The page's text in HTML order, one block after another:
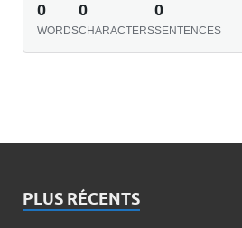
0
WORDS
0
CHARACTERS
0
SENTENCES
PLUS RÉCENTS